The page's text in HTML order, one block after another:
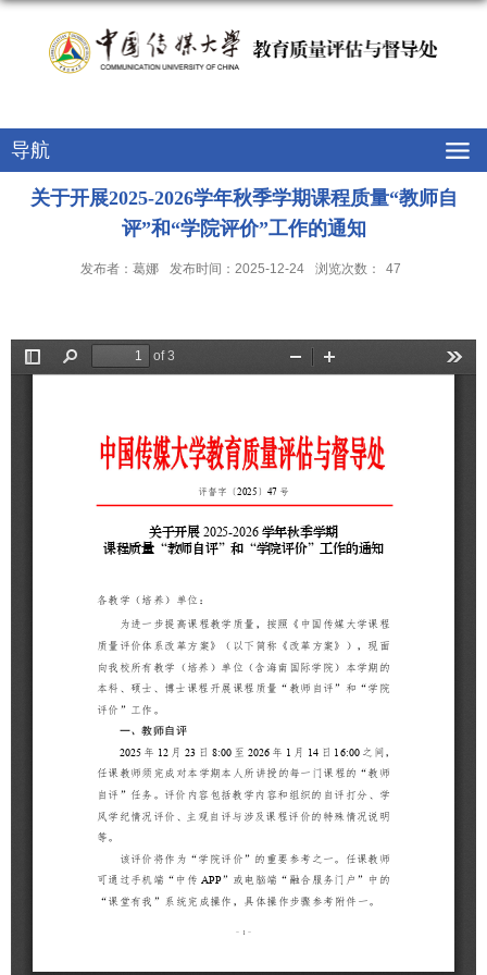
导航
关于开展2025-2026学年秋季学期课程质量“教师自
评”和“学院评价”工作的通知
发布者：葛娜 发布时间：2025-12-24 浏览次数： 47